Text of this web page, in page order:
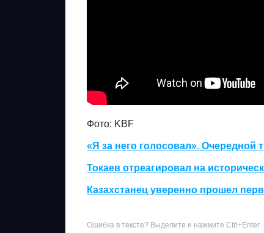
Фото: KBF
«Я за него голосовал».
Токаев отреагировал на
Казахстанец уверенно прошел
Ошибка в тексте? Выделите и нажмите Ctrl+Enter